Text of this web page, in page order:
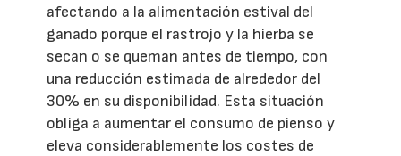
afectando a la alimentación estival del
ganado porque el rastrojo y la hierba se
secan o se queman antes de tiempo, con
una reducción estimada de alrededor del
30% en su disponibilidad. Esta situación
obliga a aumentar el consumo de pienso y
eleva considerablemente los costes de